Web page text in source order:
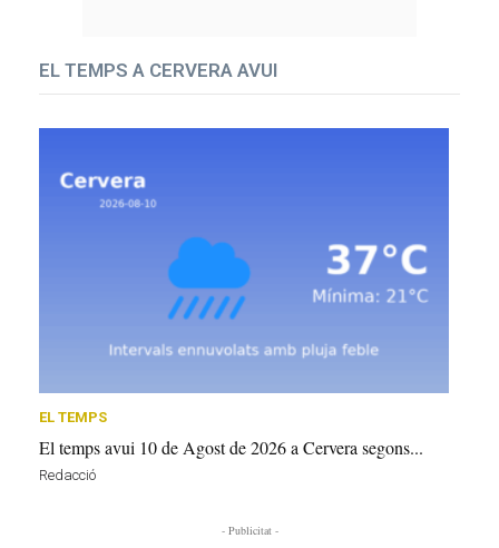
EL TEMPS A CERVERA AVUI
EL TEMPS
El temps avui 10 de Agost de 2026 a Cervera segons...
Redacció
- Publicitat -